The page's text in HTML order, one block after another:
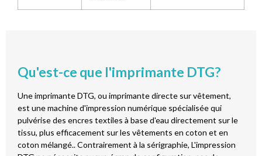
Qu'est-ce que l'imprimante DTG?
Une imprimante DTG, ou imprimante directe sur vêtement,
est une machine d'impression numérique spécialisée qui
pulvérise des encres textiles à base d'eau directement sur le
tissu, plus efficacement sur les vêtements en coton et en
coton mélangé.. Contrairement à la sérigraphie, L'impression